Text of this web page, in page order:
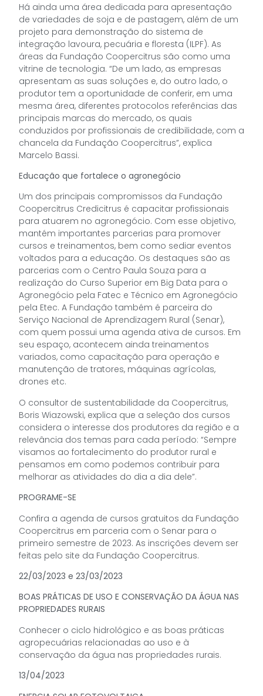
Há ainda uma área dedicada para apresentação
de variedades de soja e de pastagem, além de um
projeto para demonstração do sistema de
integração lavoura, pecuária e floresta (ILPF). As
áreas da Fundação Coopercitrus são como uma
vitrine de tecnologia. “De um lado, as empresas
apresentam as suas soluções e, do outro lado, o
produtor tem a oportunidade de conferir, em uma
mesma área, diferentes protocolos referências das
principais marcas do mercado, os quais
conduzidos por profissionais de credibilidade, com a
chancela da Fundação Coopercitrus”, explica
Marcelo Bassi.
Educação que fortalece o agronegócio
Um dos principais compromissos da Fundação
Coopercitrus Credicitrus é capacitar profissionais
para atuarem no agronegócio. Com esse objetivo,
mantém importantes parcerias para promover
cursos e treinamentos, bem como sediar eventos
voltados para a educação. Os destaques são as
parcerias com o Centro Paula Souza para a
realização do Curso Superior em Big Data para o
Agronegócio pela Fatec e Técnico em Agronegócio
pela Etec. A Fundação também é parceira do
Serviço Nacional de Aprendizagem Rural (Senar),
com quem possui uma agenda ativa de cursos. Em
seu espaço, acontecem ainda treinamentos
variados, como capacitação para operação e
manutenção de tratores, máquinas agrícolas,
drones etc.
O consultor de sustentabilidade da Coopercitrus,
Boris Wiazowski, explica que a seleção dos cursos
considera o interesse dos produtores da região e a
relevância dos temas para cada período: “Sempre
visamos ao fortalecimento do produtor rural e
pensamos em como podemos contribuir para
melhorar as atividades do dia a dia dele”.
PROGRAME-SE
Confira a agenda de cursos gratuitos da Fundação
Coopercitrus em parceria com o Senar para o
primeiro semestre de 2023. As inscrições devem ser
feitas pelo site da Fundação Coopercitrus.
22/03/2023 e 23/03/2023
BOAS PRÁTICAS DE USO E CONSERVAÇÃO DA ÁGUA NAS
PROPRIEDADES RURAIS
Conhecer o ciclo hidrológico e as boas práticas
agropecuárias relacionadas ao uso e à
conservação da água nas propriedades rurais.
13/04/2023